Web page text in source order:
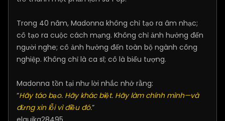
Trong 40 năm, Madonna không chỉ tạo ra âm nhạc;
cô tạo ra cuộc cách mạng. Không chỉ ảnh hưởng đến
người nghe; cô ảnh hưởng đến toàn bộ ngành công
nghiệp. Không chỉ là ca sĩ; cô là biểu tượng.
Madonna tồn tại như lời nhắc nhở rằng:
“Hãy táo bạo. Hãy khác biệt. Hãy làm chính mình—và
đừng xin lỗi vì điều đó.”